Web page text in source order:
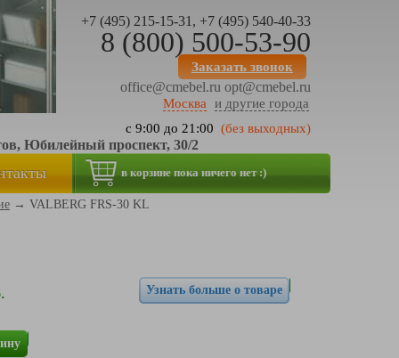
+7 (495) 215-15-31, +7 (495) 540-40-33
8 (800) 500-53-90
Заказать звонок
office@cmebel.ru opt@cmebel.ru
Москва
и другие города
с 9:00 до 21:00 (без выходных)
Юбилейный проспект, 30/2
в корзине пока ничего нет :)
→ VALBERG FRS-30 KL
Узнать больше о товаре